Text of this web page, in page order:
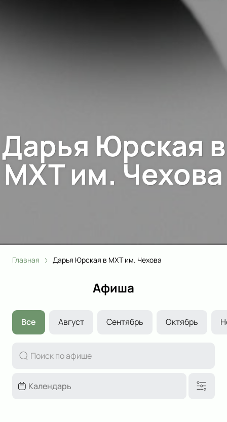
Дарья Юрская в
МХТ им. Чехова
Главная Дарья Юрская в МХТ им. Чехова
Афиша
Все Август Сентябрь Октябрь